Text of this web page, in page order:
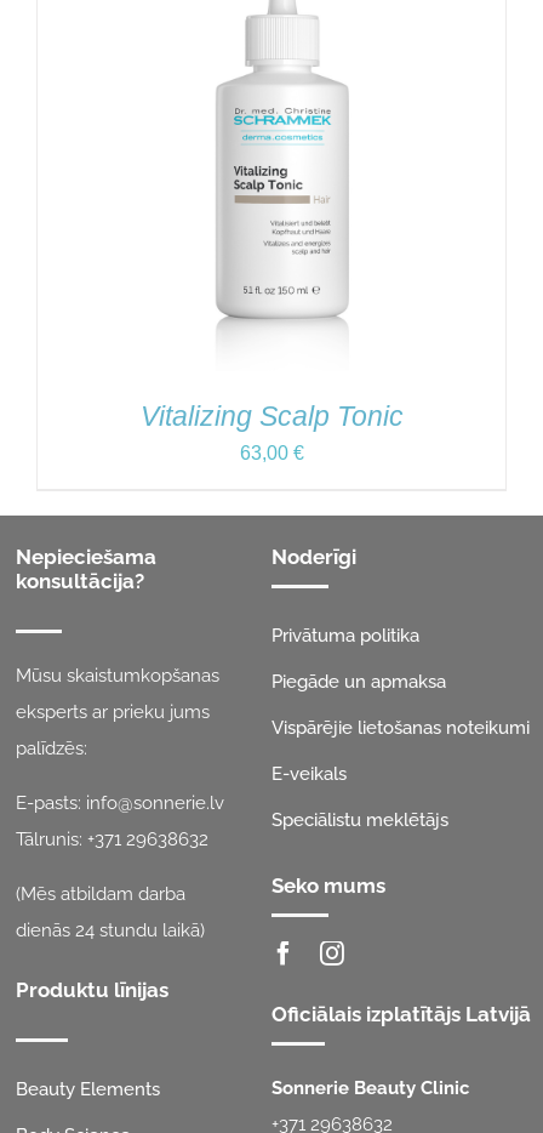
Vitalizing Scalp Tonic
63,00 €
Nepieciešama
konsultācija?
Mūsu skaistumkopšanas
eksperts ar prieku jums
palīdzēs:
E-pasts: info@sonnerie.lv
Tālrunis:+371 29638632
(Mēs atbildam darba
dienās 24 stundu laikā)
Produktu līnijas
Beauty Elements
Noderīgi
Privātuma politika
Piegāde un apmaksa
Vispārējie lietošanas noteikumi
E-veikals
Speciālistu meklētājs
Seko mums
Oficiālais izplatītājs Latvijā
Sonnerie Beauty Clinic
+371 29638632